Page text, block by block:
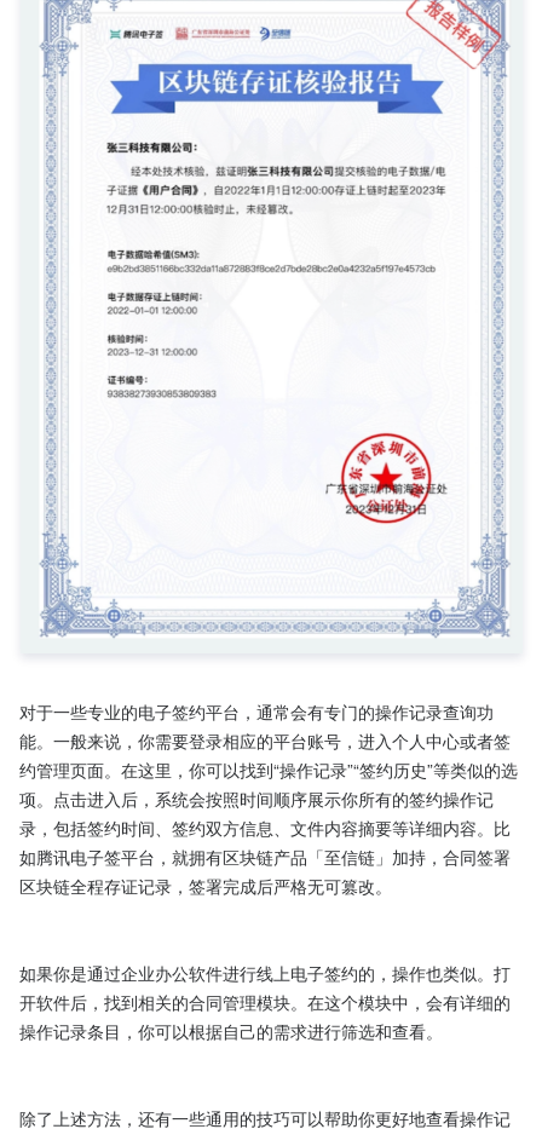
对于一些专业的电子签约平台，通常会有专门的操作记录查询功
能。一般来说，你需要登录相应的平台账号，进入个人中心或者签
约管理页面。在这里，你可以找到“操作记录”“签约历史”等类似的选
项。点击进入后，系统会按照时间顺序展示你所有的签约操作记
录，包括签约时间、签约双方信息、文件内容摘要等详细内容。比
如腾讯电子签平台，就拥有区块链产品「至信链」加持，合同签署
区块链全程存证记录，签署完成后严格无可篡改。
如果你是通过企业办公软件进行线上电子签约的，操作也类似。打
开软件后，找到相关的合同管理模块。在这个模块中，会有详细的
操作记录条目，你可以根据自己的需求进行筛选和查看。
除了上述方法，还有一些通用的技巧可以帮助你更好地查看操作记